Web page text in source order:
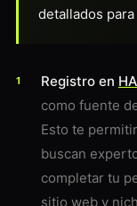
detallados
Registro en
como fuente
Esto te
buscan
completar tu
sitio web y